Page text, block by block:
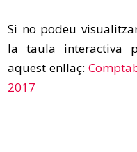
Si no podeu
la taula interactiva
aquest enllaç:
2017